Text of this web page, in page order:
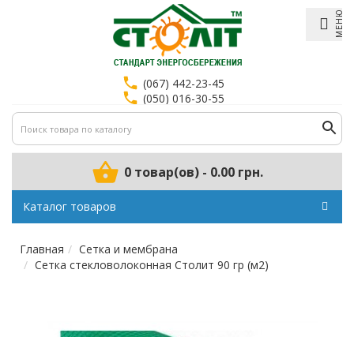
МЕНЮ
(067) 442-23-45
(050) 016-30-55
0 товар(ов) - 0.00 грн.
Каталог товаров
Главная
Сетка и мембрана
Сетка стекловолоконная Столит 90 гр (м2)